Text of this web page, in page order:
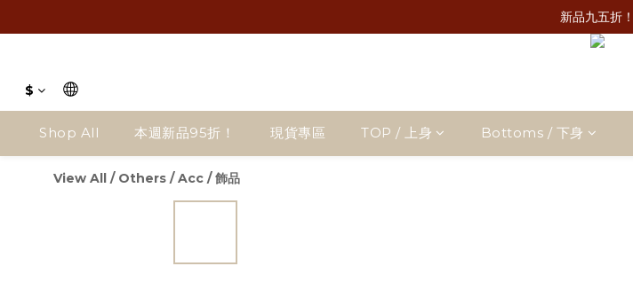
新品九五折！
$
Shop All 本週新品95折！ 現貨專區 TOP / 上身 Bottoms / 下身
View All / Others /Acc / 飾品